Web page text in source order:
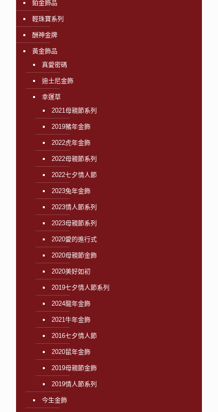
鉑金飾品
輕珠寶系列
酬神金牌
黃金飾品
真愛密碼
迪士尼金飾
幸運草
2021母親節系列
2019豬年金飾
2022虎年金飾
2022母親節系列
2022七夕情人節
2023兔年金飾
2023情人節系列
2023母親節系列
2020愛的進行式
2020母親節金飾
2020美好如初
2019七夕情人節系列
2024龍年金飾
2021牛年金飾
2016七夕情人節
2020鼠年金飾
2019母親節金飾
2019情人節系列
今生金飾